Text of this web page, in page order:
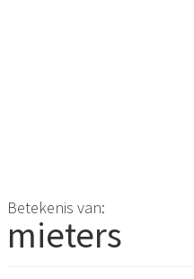
Betekenis van:
mieters